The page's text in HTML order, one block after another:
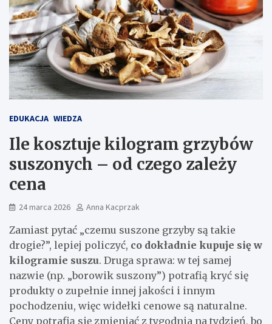
EDUKACJA WIEDZA
Ile kosztuje kilogram grzybów
suszonych – od czego zależy
cena
24 marca 2026 Anna Kacprzak
Zamiast pytać „czemu suszone grzyby są takie
drogie?”, lepiej policzyć, co dokładnie kupuje się w
kilogramie suszu. Druga sprawa: w tej samej
nazwie (np. „borowik suszony”) potrafią kryć się
produkty o zupełnie innej jakości i innym
pochodzeniu, więc widełki cenowe są naturalne.
Ceny potrafią się zmieniać z tygodnia na tydzień, bo